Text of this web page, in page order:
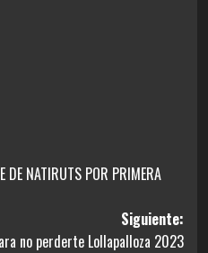
DE NATIRUTS POR PRIMERA
Siguiente:
no perderte Lollapalloza 2023